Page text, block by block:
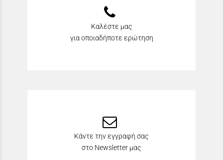
Καλέστε μας
για οποιαδήποτε ερώτηση
Κάντε την εγγραφή σας
στο Newsletter μας